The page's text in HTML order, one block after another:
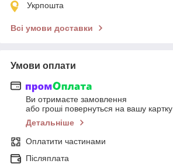
Укрпошта
Всі умови доставки
Умови оплати
Ви отримаєте замовлення
або гроші повернуться на вашу картку
Детальніше
Оплатити частинами
Післяплата